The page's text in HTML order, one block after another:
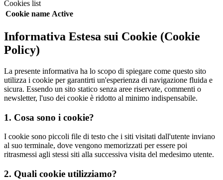
Cookies list
Cookie name Active
Informativa Estesa sui Cookie (Cookie
Policy)
La presente informativa ha lo scopo di spiegare come questo sito
utilizza i cookie per garantirti un'esperienza di navigazione fluida e
sicura. Essendo un sito statico senza aree riservate, commenti o
newsletter, l'uso dei cookie è ridotto al minimo indispensabile.
1. Cosa sono i cookie?
I cookie sono piccoli file di testo che i siti visitati dall'utente inviano
al suo terminale, dove vengono memorizzati per essere poi
ritrasmessi agli stessi siti alla successiva visita del medesimo utente.
2. Quali cookie utilizziamo?